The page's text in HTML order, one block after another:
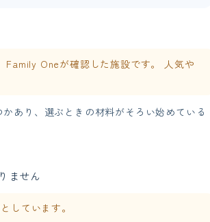
Family Oneが確認した施設です。 人気や
あり、選ぶときの材料がそろい始めている
ません
としています。